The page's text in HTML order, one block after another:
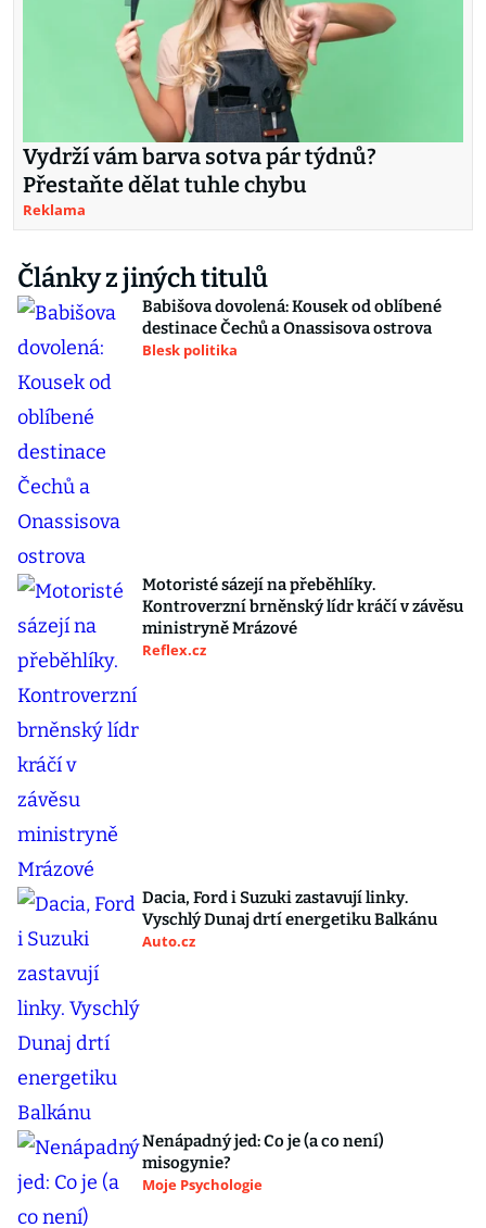
Vydrží vám barva sotva pár týdnů?
Přestaňte dělat tuhle chybu
Reklama
Články z jiných titulů
Babišova dovolená: Kousek od oblíbené
destinace Čechů a Onassisova ostrova
Blesk politika
Motoristé sázejí na přeběhlíky.
Kontroverzní brněnský lídr kráčí v závěsu
ministryně Mrázové
Reflex.cz
Dacia, Ford i Suzuki zastavují linky.
Vyschlý Dunaj drtí energetiku Balkánu
Auto.cz
Nenápadný jed: Co je (a co není)
misogynie?
Moje Psychologie